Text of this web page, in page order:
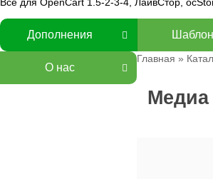
Дополнения
О нас
Главная »
Медиа